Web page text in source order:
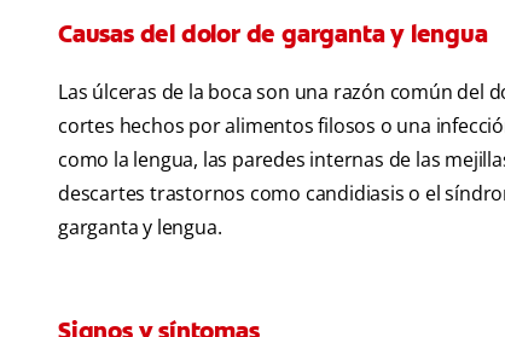
Causas del dolor de garganta y lengua
Las úlceras de la boca son una razón común del
cortes hechos por alimentos filosos o una
como la lengua, las paredes internas de las
descartes trastornos como candidiasis o el
garganta y lengua.